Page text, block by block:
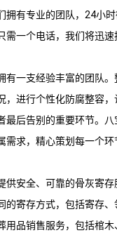
拥有专业的团队，24小
需一个电话，我们将迅
有一支经验丰富的团队
，进行个性化防腐整容
后告别的重要环节。
需求，精心策划每一个
供安全、可靠的骨灰寄
的寄存方式，包括寄存、
用品销售服务，包括棺